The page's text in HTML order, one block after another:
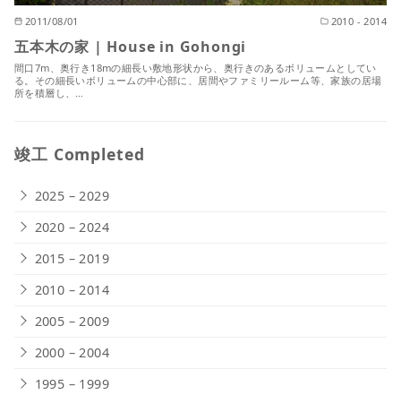
2011/08/01 2010 - 2014
五本木の家 | House in Gohongi
間口7m、奥行き18mの細長い敷地形状から、奥行きのあるボリュームとしてい
る。その細長いボリュームの中心部に、居間やファミリールーム等、家族の居場
所を積層し、…
竣工 Completed
2025 – 2029
2020 – 2024
2015 – 2019
2010 – 2014
2005 – 2009
2000 – 2004
1995 – 1999